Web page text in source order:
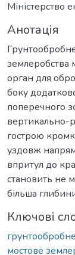
Міністерство
Анотація
землеробства
орган для
боку
поперечного
вертикально-
гострою
уздовж
впритул до
становить не
більша
Ключові
мостове